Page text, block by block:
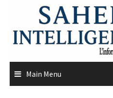
content
Main Menu